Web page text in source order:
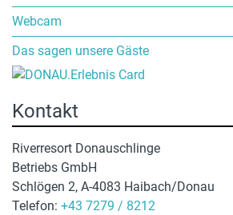
Webcam
Das sagen unsere Gäste
Kontakt
Riverresort Donauschlinge
Betriebs GmbH
Schlögen 2, A-4083 Haibach/Donau
Telefon: +43 7279 / 8212